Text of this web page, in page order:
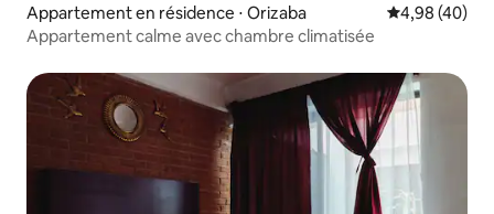
Appartement en résidence ⋅ Orizaba Évaluation
4,98 (40)
Appartement calme avec chambre climatisée